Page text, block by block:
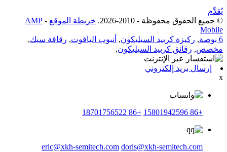
يُقدِّم
© جميع الحقوق محفوظة - 2010-2026.
خريطة الموقع -
AMP
Mobile
6 بوصة
, ركيزة كربيد السيليكون, أنبوب الياقوت, رقاقة سيك,
مخصص, رقائق كربيد السيليكون,
إرسال بريد إلكتروني
x
+86 15801942596
+86 18701756522
eric@xkh-semitech.com doris@xkh-semitech.com